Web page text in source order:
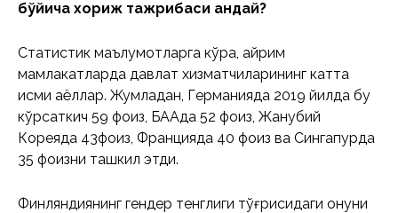
бўйича хориж тажрибаси қандай?
Статистик маълумотларга кўра, айрим
мамлакатларда давлат хизматчиларининг катта
қисми аёллар. Жумладан, Германияда 2019 йилда бу
кўрсаткич 59 фоиз, БААда 52 фоиз, Жанубий
Кореяда 43фоиз, Францияда 40 фоиз ва Сингапурда
35 фоизни ташкил этди.
Финляндиянинг гендер тенглиги тўғрисидаги қонуни